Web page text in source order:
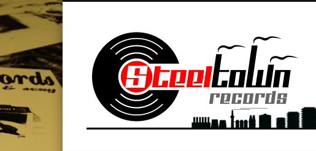
LABEL | MERCH | PRINT | DIY | FANZINE | TOURSERVICE | BOOKING
VimeoDribble LinkedIn